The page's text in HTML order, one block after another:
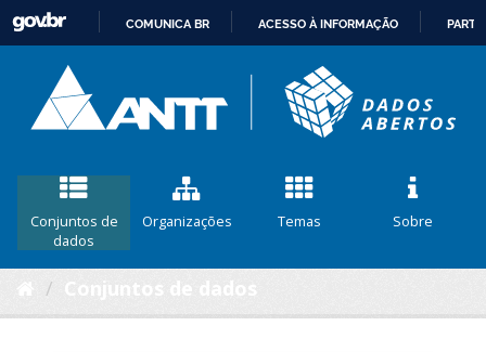
CONTEÚDO
COMUNICA BR ACESSO À INFORMAÇÃO
Conjuntos de
dados
Organizações Temas Sobre